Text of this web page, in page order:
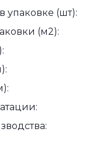
упаковке (шт):
(м2):